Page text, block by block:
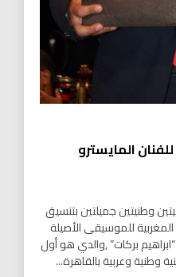
المايسترو
وطنيتين جميلتين بتنسيق
للموسيقى الأصيلة
بركات” ,والدي هو أول
وطنية وعربية بالقاهرة...